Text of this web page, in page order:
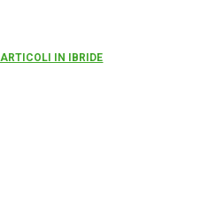
IN IBRIDE